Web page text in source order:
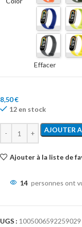
Effacer
8,50€
12 en stock
AJOUTER
Ajouter à la liste de
14 personnes ont
UGS : 1005006592259029